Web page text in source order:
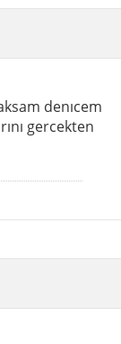
denıcem
gercekten